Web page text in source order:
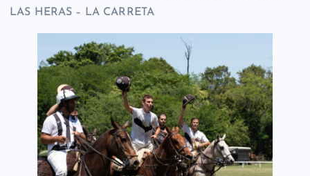
LAS HERAS – LA CARRETA